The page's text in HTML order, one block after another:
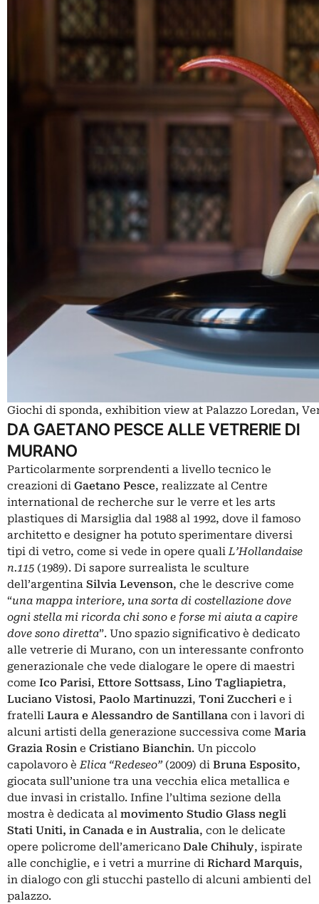
Giochi di sponda, exhibition view at Palazzo Loredan,
DA GAETANO PESCE ALLE VETRERIE DI
MURANO
Particolarmente sorprendenti a livello tecnico le
creazioni di Gaetano Pesce, realizzate al Centre
international de recherche sur le verre et les arts
plastiques di Marsiglia dal 1988 al 1992, dove il famoso
architetto e designer ha potuto sperimentare diversi
tipi di vetro, come si vede in opere quali L’Hollandaise
n.115 (1989). Di sapore surrealista le sculture
dell’argentina Silvia Levenson, che le descrive come
“una mappa interiore, una sorta di costellazione dove
ogni stella mi ricorda chi sono e forse mi aiuta a capire
dove sono diretta”. Uno spazio significativo è dedicato
alle vetrerie di Murano, con un interessante confronto
generazionale che vede dialogare le opere di maestri
come Ico Parisi, Ettore Sottsass, Lino Tagliapietra,
Luciano Vistosi, Paolo Martinuzzi, Toni Zuccheri e i
fratelli Laura e Alessandro de Santillana con i lavori di
alcuni artisti della generazione successiva come Maria
Grazia Rosin e Cristiano Bianchin. Un piccolo
capolavoro è Elica “Redeseo” (2009) di Bruna Esposito,
giocata sull’unione tra una vecchia elica metallica e
due invasi in cristallo. Infine l’ultima sezione della
mostra è dedicata al movimento Studio Glass negli
Stati Uniti, in Canada e in Australia, con le delicate
opere policrome dell’americano Dale Chihuly, ispirate
alle conchiglie, e i vetri a murrine di Richard Marquis,
in dialogo con gli stucchi pastello di alcuni ambienti del
palazzo.